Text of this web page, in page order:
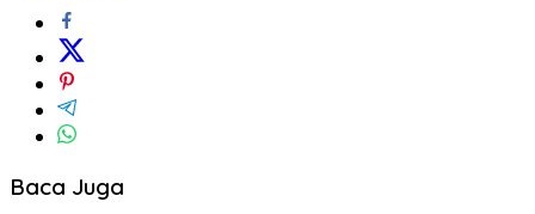
Baca Juga